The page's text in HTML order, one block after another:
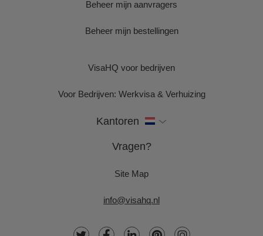
Beheer mijn aanvragers
Beheer mijn bestellingen
VisaHQ voor bedrijven
Voor Bedrijven: Werkvisa & Verhuizing
Kantoren
Vragen?
Site Map
info@visahq.nl